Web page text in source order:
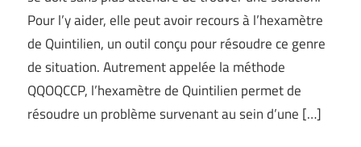
Pour l’y aider, elle peut avoir recours à l’hexamètre
de Quintilien, un outil conçu pour résoudre ce genre
de situation. Autrement appelée la méthode
QQOQCCP, l’hexamètre de Quintilien permet de
résoudre un problème survenant au sein d’une […]